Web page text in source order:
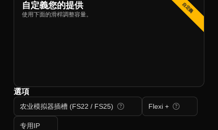
自定義
自定義您的提供
使用下面的滑桿調整容量。
選項
农业模拟器插槽 (FS22 / FS25) Flexi +
专用IP